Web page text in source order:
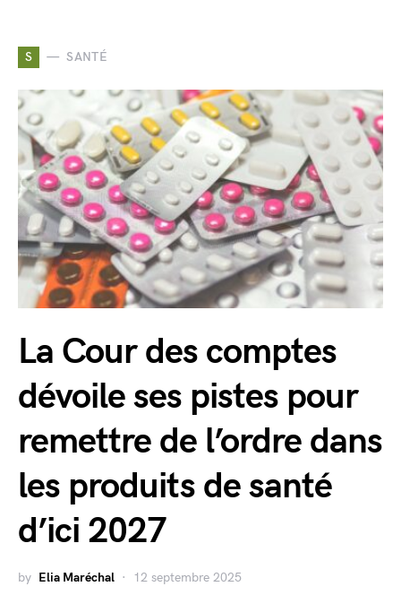
S SANTÉ
La Cour des comptes
dévoile ses pistes pour
remettre de l’ordre dans
les produits de santé
d’ici 2027
by Elia Maréchal 12 septembre 2025